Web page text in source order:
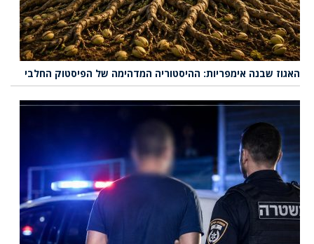
האגוז שבנה אימפריות: ההיסטוריה המדהימה של הפיסטוק החלבי